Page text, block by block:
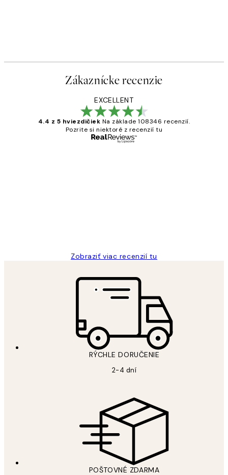
Zákaznícke recenzie
EXCELLENT
4.4 z 5 hviezdičiek Na základe 108346 recenzií.
Pozrite si niektoré z recenzií tu
Zobraziť viac recenzií tu
RÝCHLE DORUČENIE
2-4 dní
POŠTOVNÉ ZDARMA